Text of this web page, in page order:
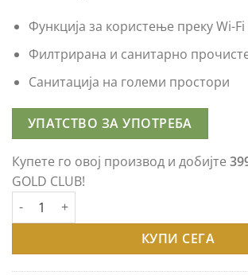
Функција за користење преку Wi-Fi
Филтрирана и санитарно
Санитација на големи простори
УПАТСТВО ЗА УПОТРЕБА
Купете го овој производ и добијте
GOLD CLUB!
Ozobox Gold количина
КУПИ СЕГА